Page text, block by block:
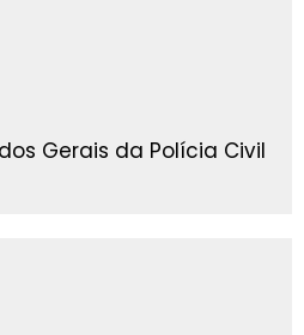
Gerais da Polícia Civil